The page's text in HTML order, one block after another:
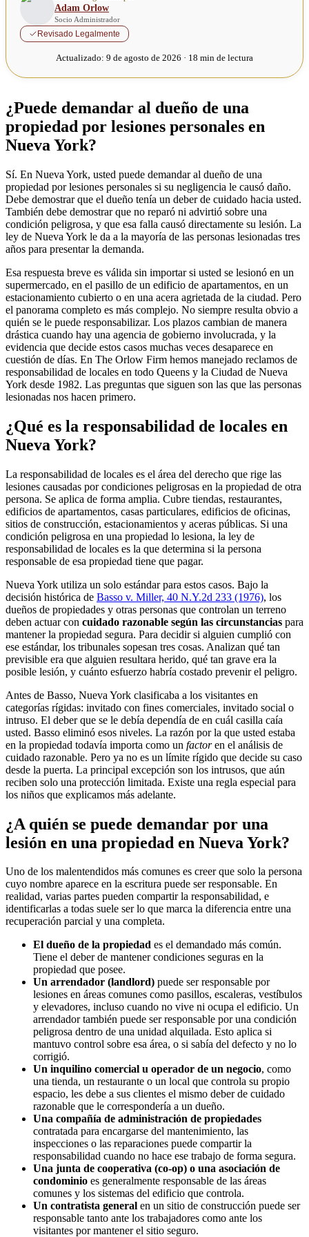
Adam Orlow
Socio Administrador
Revisado Legalmente
Actualizado: 9 de agosto de 2026 · 18 min de lectura
¿Puede demandar al dueño de una
propiedad por lesiones personales en
Nueva York?
Sí. En Nueva York, usted puede demandar al dueño de una
propiedad por lesiones personales si su negligencia le causó daño.
Debe demostrar que el dueño tenía un deber de cuidado hacia usted.
También debe demostrar que no reparó ni advirtió sobre una
condición peligrosa, y que esa falla causó directamente su lesión. La
ley de Nueva York le da a la mayoría de las personas lesionadas tres
años para presentar la demanda.
Esa respuesta breve es válida sin importar si usted se lesionó en un
supermercado, en el pasillo de un edificio de apartamentos, en un
estacionamiento cubierto o en una acera agrietada de la ciudad. Pero
el panorama completo es más complejo. No siempre resulta obvio a
quién se le puede responsabilizar. Los plazos cambian de manera
drástica cuando hay una agencia de gobierno involucrada, y la
evidencia que decide estos casos muchas veces desaparece en
cuestión de días. En The Orlow Firm hemos manejado reclamos de
responsabilidad de locales en todo Queens y la Ciudad de Nueva
York desde 1982. Las preguntas que siguen son las que las personas
lesionadas nos hacen primero.
¿Qué es la responsabilidad de locales en
Nueva York?
La responsabilidad de locales es el área del derecho que rige las
lesiones causadas por condiciones peligrosas en la propiedad de otra
persona. Se aplica de forma amplia. Cubre tiendas, restaurantes,
edificios de apartamentos, casas particulares, edificios de oficinas,
sitios de construcción, estacionamientos y aceras públicas. Si una
condición peligrosa en una propiedad lo lesiona, la ley de
responsabilidad de locales es la que determina si la persona
responsable de esa propiedad tiene que pagar.
Nueva York utiliza un solo estándar para estos casos. Bajo la
decisión histórica de Basso v. Miller, 40 N.Y.2d 233 (1976), los
dueños de propiedades y otras personas que controlan un terreno
deben actuar con cuidado razonable según las circunstancias para
mantener la propiedad segura. Para decidir si alguien cumplió con
ese estándar, los tribunales sopesan tres cosas. Analizan qué tan
previsible era que alguien resultara herido, qué tan grave era la
posible lesión, y cuánto esfuerzo habría costado prevenir el peligro.
Antes de Basso, Nueva York clasificaba a los visitantes en
categorías rígidas: invitado con fines comerciales, invitado social o
intruso. El deber que se le debía dependía de en cuál casilla caía
usted. Basso eliminó esos niveles. La razón por la que usted estaba
en la propiedad todavía importa como un factoren el análisis de
cuidado razonable. Pero ya no es un límite rígido que decide su caso
desde la puerta. La principal excepción son los intrusos, que aún
reciben solo una protección limitada. Existe una regla especial para
los niños que explicamos más adelante.
¿A quién se puede demandar por una
lesión en una propiedad en Nueva York?
Uno de los malentendidos más comunes es creer que solo la persona
cuyo nombre aparece en la escritura puede ser responsable. En
realidad, varias partes pueden compartir la responsabilidad, e
identificarlas a todas suele ser lo que marca la diferencia entre una
recuperación parcial y una completa.
El dueño de la propiedad es el demandado más común.
Tiene el deber de mantener condiciones seguras en la
propiedad que posee.
Un arrendador (landlord) puede ser responsable por
lesiones en áreas comunes como pasillos, escaleras, vestíbulos
y elevadores, incluso cuando no vive ni ocupa el edificio. Un
arrendador también puede ser responsable por una condición
peligrosa dentro de una unidad alquilada. Esto aplica si
mantuvo control sobre esa área, o si sabía del defecto y no lo
corrigió.
Un inquilino comercial u operador de un negocio, como
una tienda, un restaurante o un local que controla su propio
espacio, les debe a sus clientes el mismo deber de cuidado
razonable que le correspondería a un dueño.
Una compañía de administración de propiedades
contratada para encargarse del mantenimiento, las
inspecciones o las reparaciones puede compartir la
responsabilidad cuando no hace ese trabajo de forma segura.
Una junta de cooperativa (co-op) o una asociación de
condominio es generalmente responsable de las áreas
comunes y los sistemas del edificio que controla.
Un contratista general en un sitio de construcción puede ser
responsable tanto ante los trabajadores como ante los
visitantes por mantener el sitio seguro.